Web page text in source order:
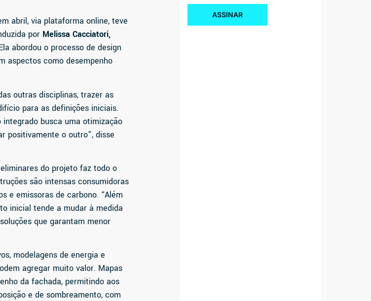
abril, via plataforma online, teve
por Melissa Cacciatori,
abordou o processo de design
aspectos como desempenho
outras disciplinas, trazer as
para as definições iniciais.
busca uma otimização
positivamente o outro”, disse
do projeto faz todo o
são intensas consumidoras
e emissoras de carbono. “Além
inicial tende a mudar à medida
que garantam menor
modelagens de energia e
agregar muito valor. Mapas
da fachada, permitindo aos
e de sombreamento, com
ASSINAR